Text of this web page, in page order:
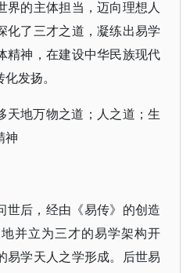
界的主体担当，迈向理想人
化了三才之道，凝练出易学
精神，在建设中华民族现代
发扬。
天地万物之道；人之道；生
神
世后，经由《易传》的创造
并立为三才的易学架构开
易学天人之学形成。后世易